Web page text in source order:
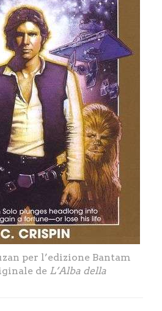
per l’edizione Bantam
de L’Alba della